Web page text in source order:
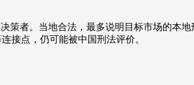
策者。当地合法，最多说明目标市场的本地
接点，仍可能被中国刑法评价。